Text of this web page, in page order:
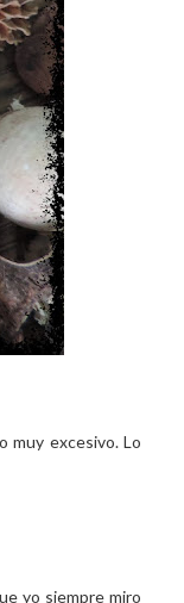
muy excesivo. Lo
yo siempre miro